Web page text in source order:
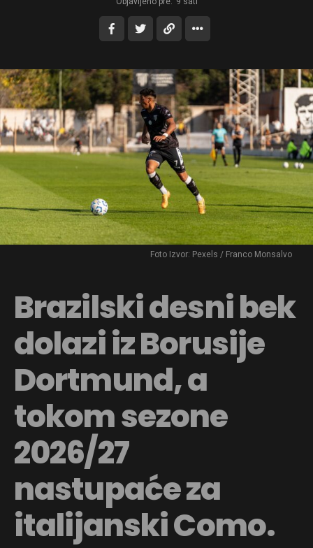
Foto Izvor: Pexels / Franco Monsalvo
Brazilski desni bek
dolazi iz Borusije
Dortmund, a
tokom sezone
2026/27
nastupaće za
italijanski Como.